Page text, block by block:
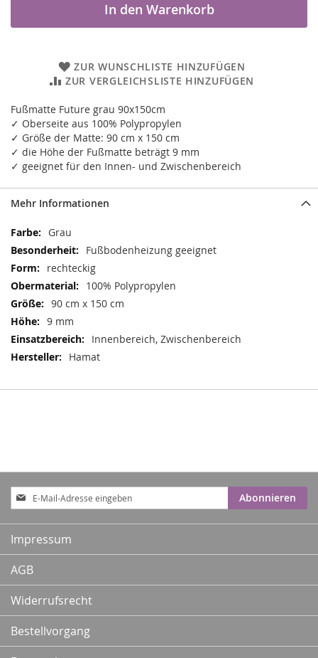
In den Warenkorb
ZUR WUNSCHLISTE HINZUFÜGEN
ZUR VERGLEICHSLISTE HINZUFÜGEN
Fußmatte Future grau 90x150cm
✓ Oberseite aus 100% Polypropylen
✓ Größe der Matte: 90 cm x 150 cm
✓ die Höhe der Fußmatte beträgt 9 mm
✓ geeignet für den Innen- und Zwischenbereich
Mehr Informationen
Mehr
Informationen
Grau
Fußbodenheizung geeignet
rechteckig
100% Polypropylen
90 cm x 150 cm
9 mm
Innenbereich, Zwischenbereich
Hamat
Anmeldung
zum
Newsletter:
Abonnieren
Impressum
AGB
Widerrufsrecht
Bestellvorgang